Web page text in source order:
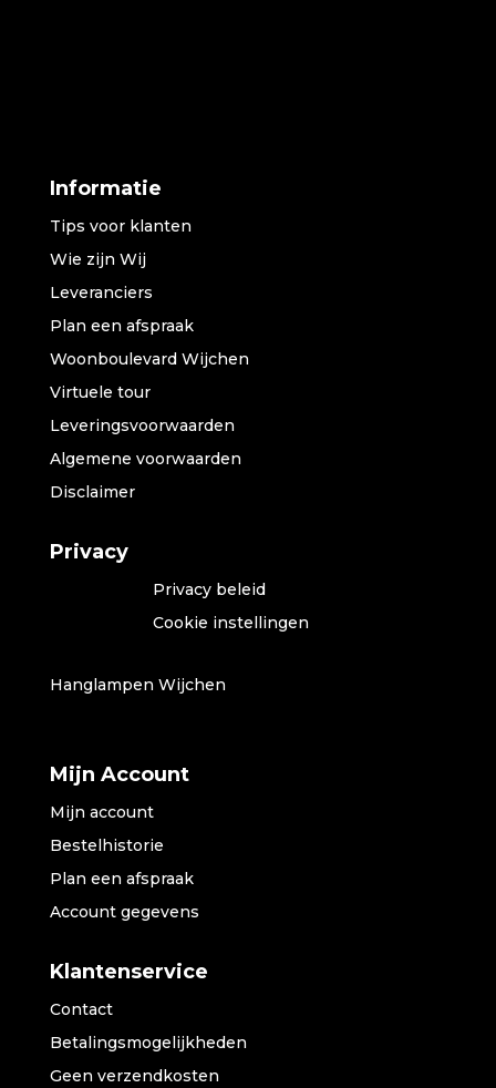
Informatie
Tips voor klanten
Wie zijn Wij
Leveranciers
Plan een afspraak
Woonboulevard Wijchen
Virtuele tour
Leveringsvoorwaarden
Algemene voorwaarden
Disclaimer
Privacy
Privacy beleid
Cookie instellingen
Hanglampen Wijchen
Mijn Account
Mijn account
Bestelhistorie
Plan een afspraak
Account gegevens
Klantenservice
Contact
Betalingsmogelijkheden
Geen verzendkosten